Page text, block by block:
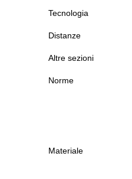
Tecnologia
Distanze
Altre sezioni
Norme
Materiale